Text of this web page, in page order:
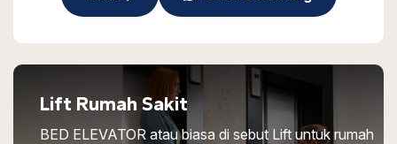
Lift Rumah Sakit
BED ELEVATOR atau biasa di sebut Lift untuk rumah